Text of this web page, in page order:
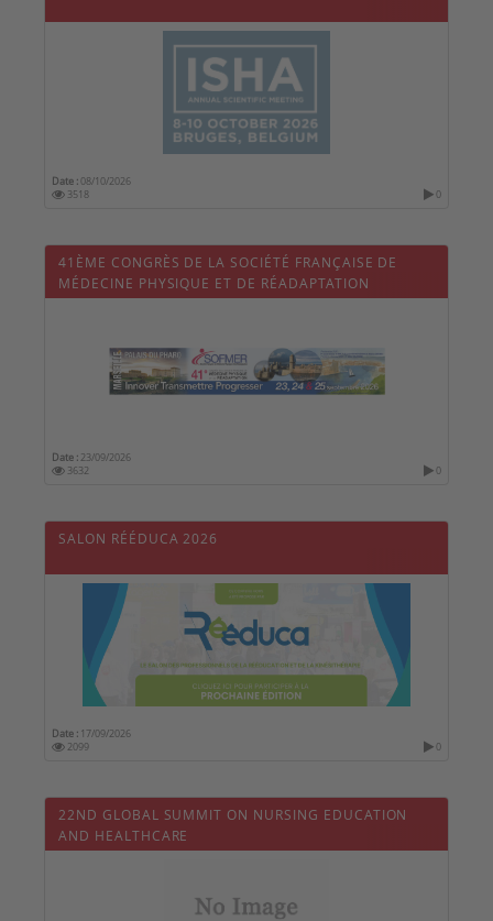
Date :08/10/2026
3518
0
41ÈME CONGRÈS DE LA SOCIÉTÉ FRANÇAISE DE
MÉDECINE PHYSIQUE ET DE RÉADAPTATION
(SOFMER 2026)
Date : 23/09/2026
3632
0
SALON RÉÉDUCA 2026
Date : 17/09/2026
2099
0
22ND GLOBAL SUMMIT ON NURSING EDUCATION
AND HEALTHCARE